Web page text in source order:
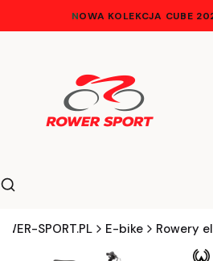
NOWA KOLEKCJA CUBE
Otwórz wyszukiwarkę
Szukaj
SPORT.PL E-bike Rowery